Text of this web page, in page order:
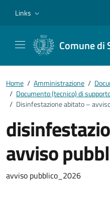
Links
Comune di
Home / Amministrazione /
/ Documento (tecnico) di
/ Disinfestazione abitato –
avviso
Dettagli del
avviso pubblico_2026